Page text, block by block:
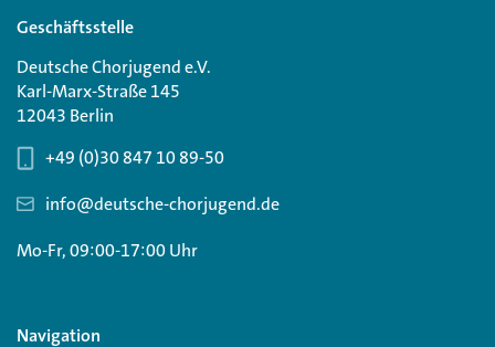
Geschäftsstelle
Deutsche Chorjugend e.V.
Karl-Marx-Straße 145
12043 Berlin
+49 (0)30 847 10 89-50
info@deutsche-chorjugend.de
Mo-Fr, 09:00-17:00 Uhr
Navigation